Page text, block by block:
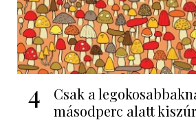
4
Csak a
másodperc alatt